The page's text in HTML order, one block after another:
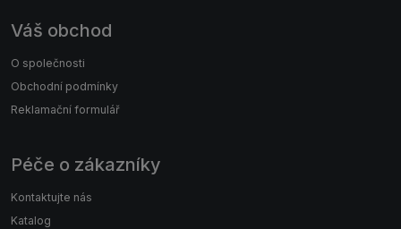
Váš obchod
O společnosti
Obchodní podmínky
Reklamační formulář
Péče o zákazníky
Kontaktujte nás
Katalog